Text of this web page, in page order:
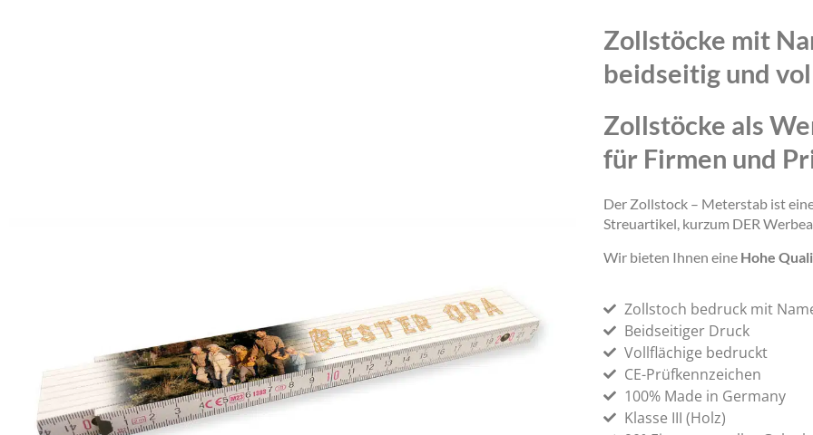
Zollstöcke mit
beidseitig und
Zollstöcke als
für Firmen und
Der Zollstock – Meterstab ist
Streuartikel, kurzum DER
Wir bieten Ihnen eine Hohe
Zollstoch bedruck mit
Beidseitiger Druck
Vollflächige bedruckt
CE-Prüfkennzeichen
100% Made in Germany
Klasse III (Holz)